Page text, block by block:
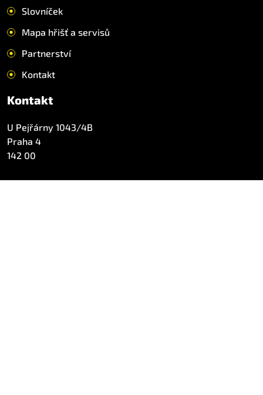
Slovníček
Mapa hřišť a servisů
Partnerství
Kontakt
Kontakt
U Pejřárny 1043/4B
Praha 4
142 00